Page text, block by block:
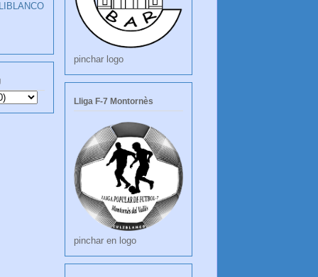
pinchar logo
Lliga F-7 Montornès
pinchar en logo